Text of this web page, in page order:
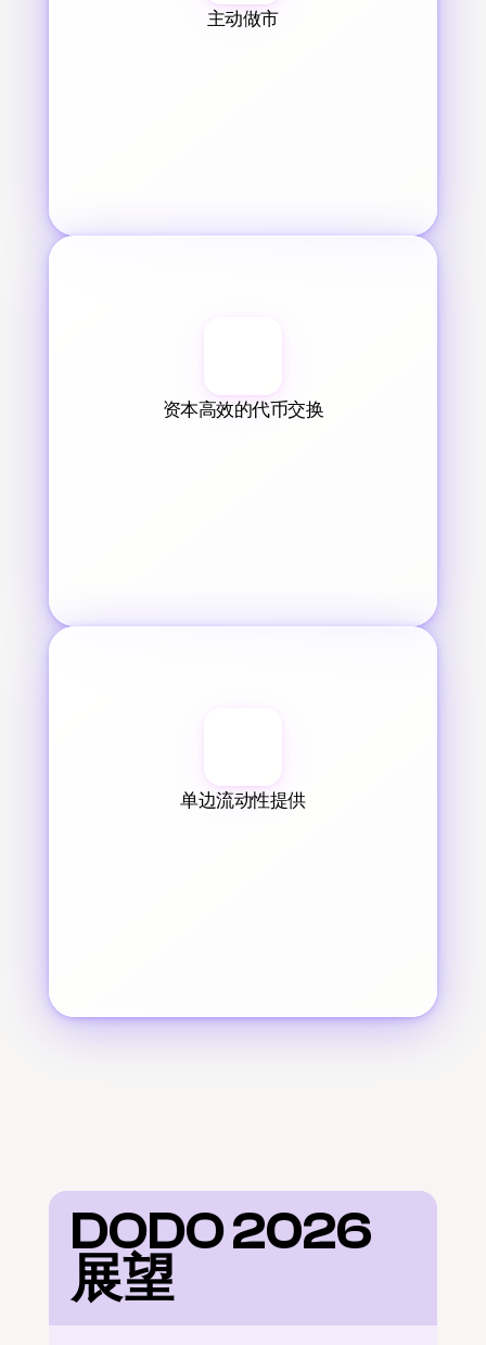
主动做市
资本高效的代币交换
单边流动性提供
DODO 2026
展望